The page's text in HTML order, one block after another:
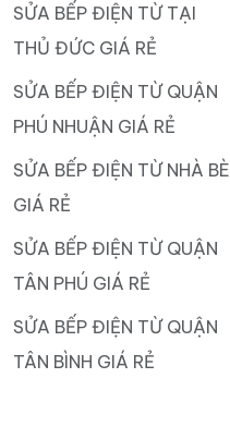
SỬA BẾP ĐIỆN TỪ TẠI
THỦ ĐỨC GIÁ RẺ
SỬA BẾP ĐIỆN TỪ QUẬN
PHÚ NHUẬN GIÁ RẺ
SỬA BẾP ĐIỆN TỪ NHÀ BÈ
GIÁ RẺ
SỬA BẾP ĐIỆN TỪ QUẬN
TÂN PHÚ GIÁ RẺ
SỬA BẾP ĐIỆN TỪ QUẬN
TÂN BÌNH GIÁ RẺ